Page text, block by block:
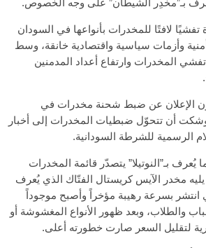
بـ”مخدِر الشيطان” على وجه الخصوص.
لافتًا للمخدرات بأنواعها في السودان
وأزمات سياسية واقتصادية خانقة، وسط
المخدرات وارتفاع أعداد المدمنين
دون الإعلان عن ضبط شحنة مخدرات في
أن تتحوّل ضبطيات المخدرات إلى أخبار
الرسمية للشرطة السودانية.
يُعرف بـ”النوتيلا” يتصدّر قائمة المخدرات
يليه مخدر الآيس كريستال الفتّاك الذي يُعرف
انتشر بسرعة رهيبة مؤخراً وأصبح موجوداً
وبعد ظهور الأنواع المغشوشة أو
لتقليل السعر صارت خطورته أعلى.